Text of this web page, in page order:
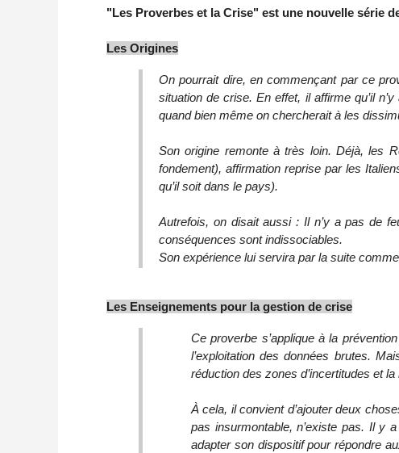
"Les Proverbes et la Crise" est une nouvelle série
Les Origines
On pourrait dire, en commençant par ce
situation de crise. En effet, il affirme qu’il
quand bien même on chercherait à les
Son origine remonte à très loin. Déjà, les
fondement), affirmation reprise par les
qu’il soit dans le pays).
Autrefois, on disait aussi : Il n’y a pas de
conséquences sont indissociables.
Son expérience lui servira par la suite
Les Enseignements pour la gestion de crise
Ce proverbe s’applique à la
l’exploitation des données brutes.
réduction des zones d’incertitudes et
À cela, il convient d’ajouter deux
pas insurmontable, n’existe pas. Il y
adapter son dispositif pour répondre